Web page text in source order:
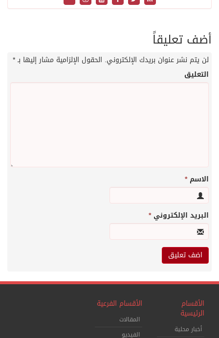
أضف تعليقاً
لن يتم نشر عنوان بريدك الإلكتروني. الحقول الإلزامية مشار إليها بـ*
التعليق
الاسم*
البريد الإلكتروني*
الأقسام
الرئيسية
أخبار محلية
الأقسام الفرعية
المقالات
الفيديو